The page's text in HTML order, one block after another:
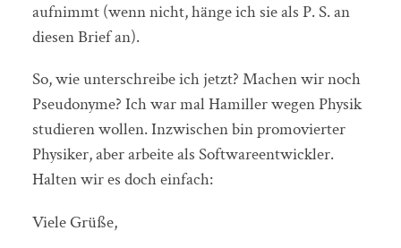
aufnimmt (wenn nicht, hänge ich sie als P. S. an
diesen Brief an).
So, wie unterschreibe ich jetzt? Machen wir noch
Pseudonyme? Ich war mal Hamiller wegen Physik
studieren wollen. Inzwischen bin promovierter
Physiker, aber arbeite als Softwareentwickler.
Halten wir es doch einfach:
Viele Grüße,